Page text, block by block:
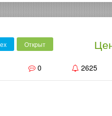
Открыт
0 2625